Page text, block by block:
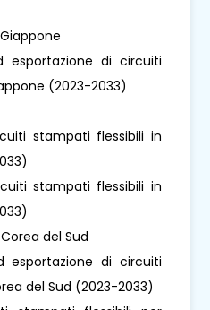
esportazione di circuiti
(2023-2033)
stampati flessibili in
stampati flessibili in
del Sud
esportazione di circuiti
del Sud (2023-2033)